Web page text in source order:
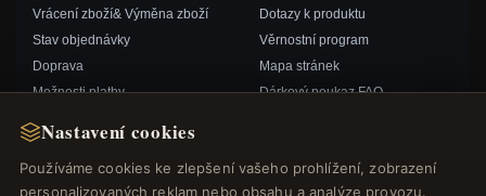
Nastavení cookies
Používáme cookies ke zlepšení vašeho prohlížení, zobrazení
personalizovaných reklam nebo obsahu a analýze provozu.
Vrácení zboží& Výměna zboží
Stav objednávky
Doprava
Možnosti platby
Kontaktujte nás
Dotazy k produktu
Věrnostní program
Mapa stránek
Dárkový poukaz FAQ